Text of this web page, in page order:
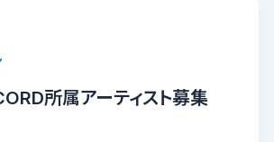
所属アーティスト募集